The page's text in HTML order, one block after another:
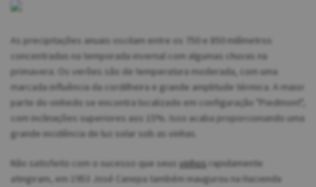
As precipitações anuais oscilam entre os 750 e 850 milímetros
concentradas na temporada invernal com algumas chuvas na
primavera. Os verões são de temperatura moderada, com uma
marcada influência da cordilheira e grande amplitude térmica. A maior
parte do vinhedo se encontra localizado em configuração "Piedmont",
com inclinações superiores aos 15%. Isso acaba proporcionando uma
grande incidência de luz solar sob as vinhas.
Não satisfeito com o sucesso que seus vinhos rapidamente
atingiram, em 1953 José Canepa também inaugurou na Hacienda